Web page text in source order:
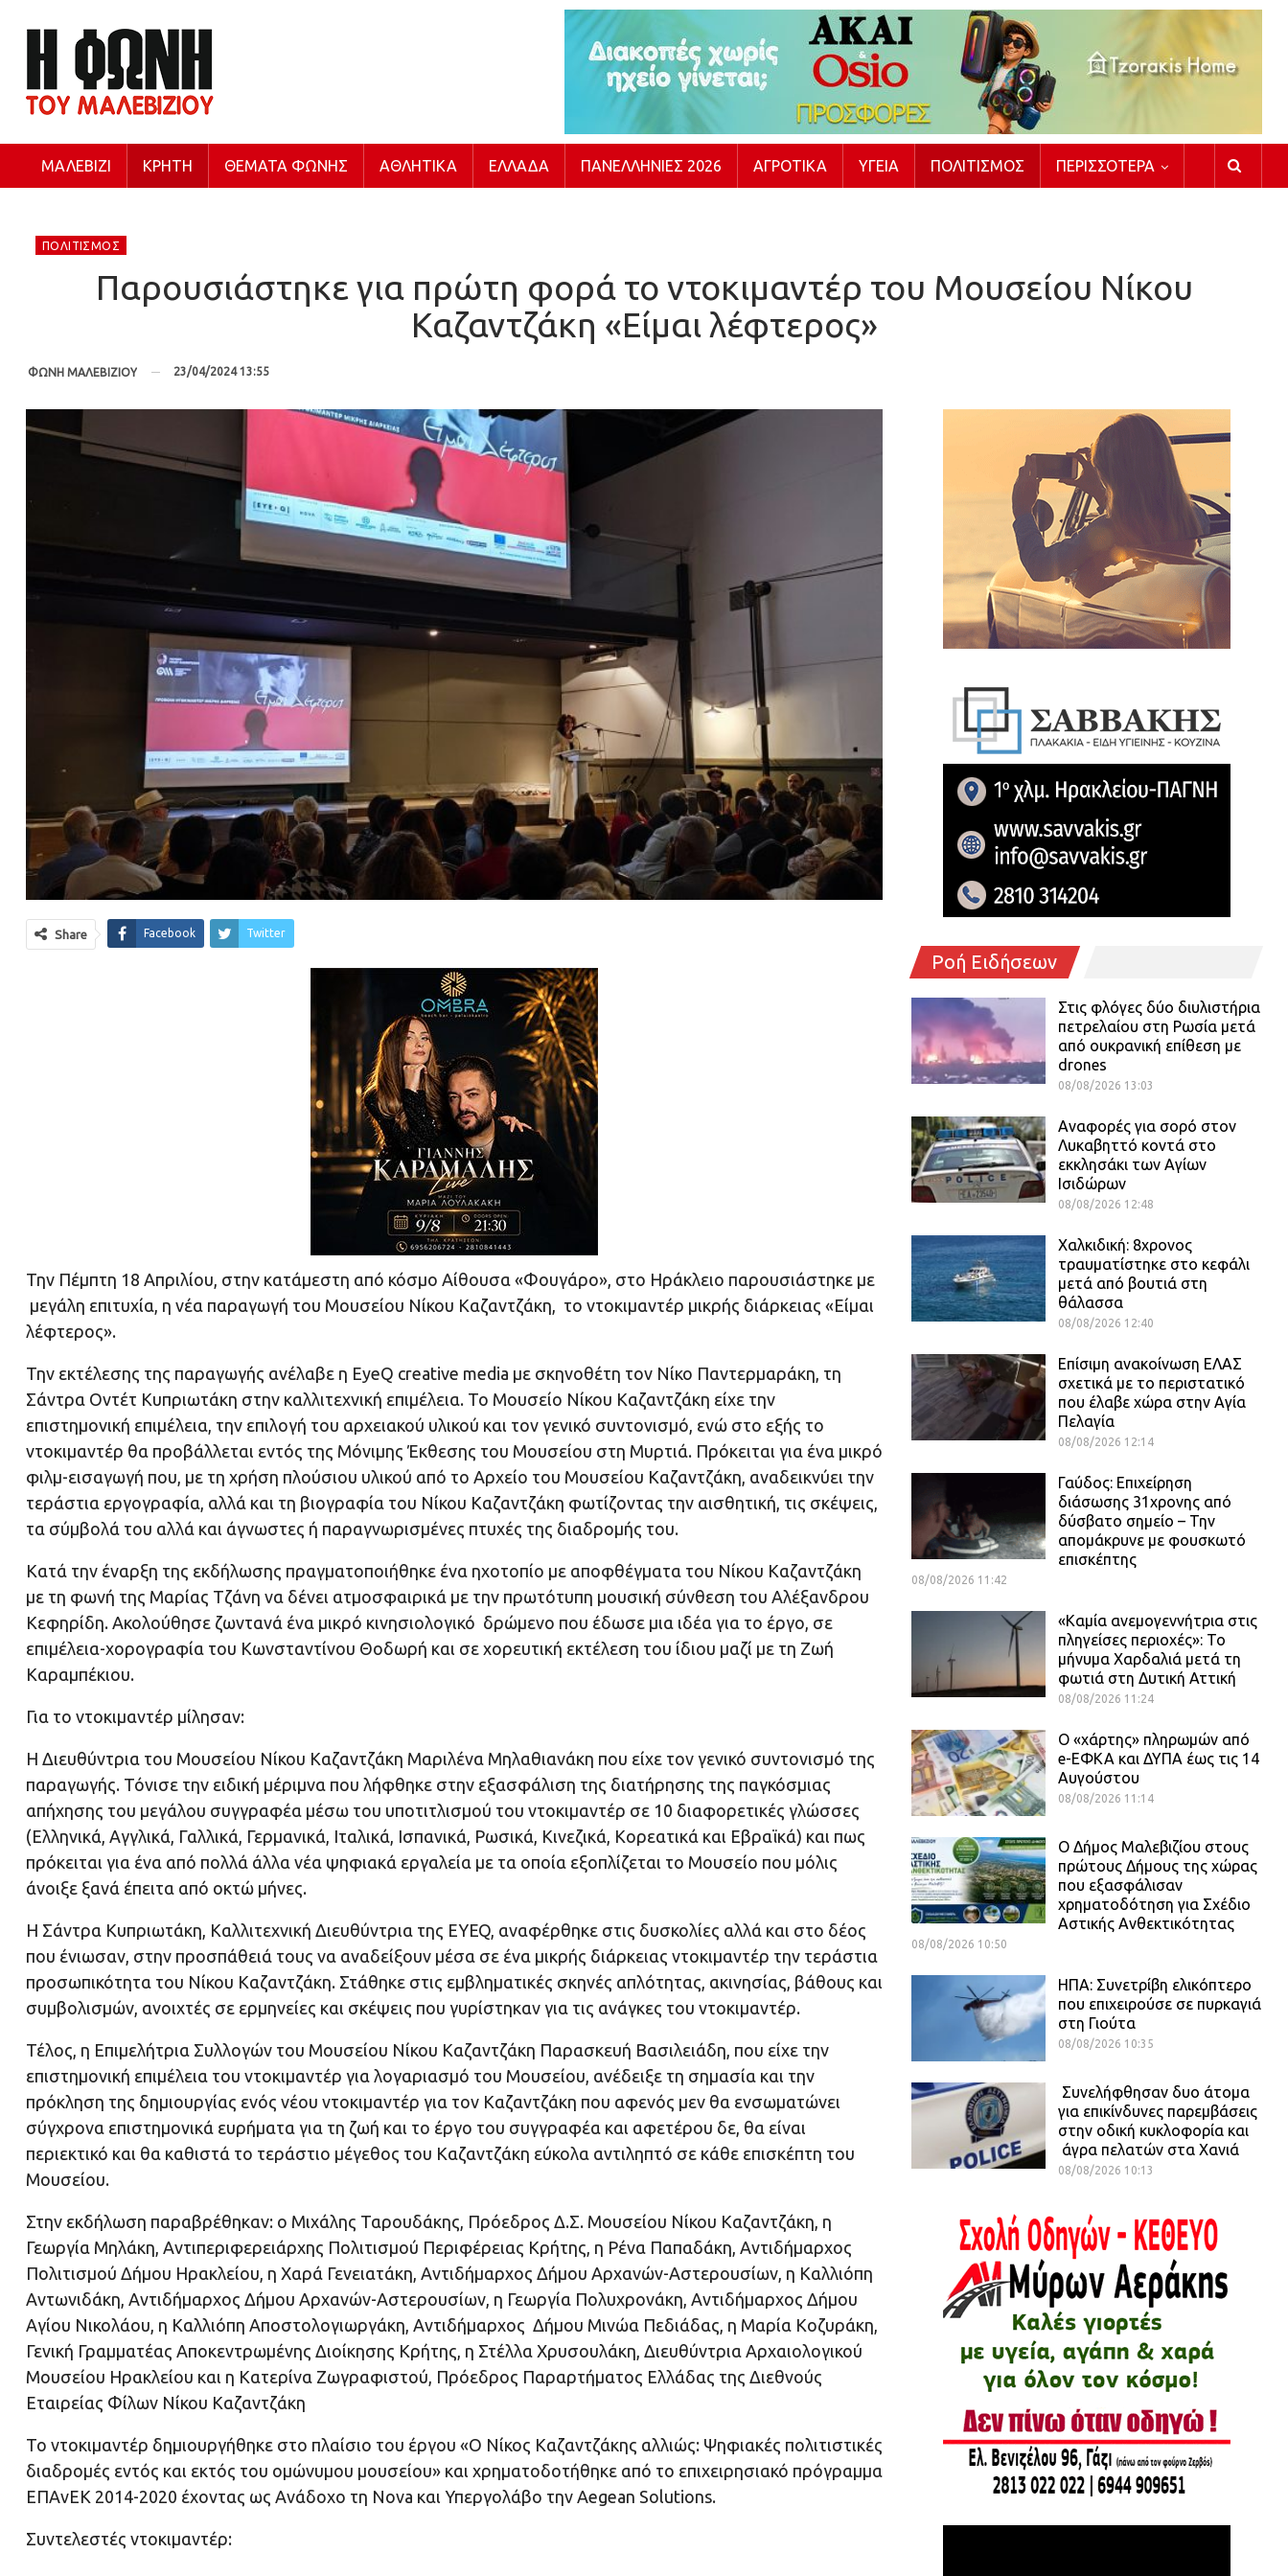
ΜΑΛΕΒΊΖΙ ΚΡΉΤΗ ΘΈΜΑΤΑ ΦΩΝΉΣ ΑΘΛΗΤΙΚΆ ΕΛΛΆΔΑ ΠΑΝΕΛΛΉΝΙΕΣ 2026 ΑΓΡΟΤΙΚΆ ΥΓΕΊΑ ΠΟΛΙΤΙΣΜΌΣ ΠΕΡΙΣΣΌΤΕΡΑ
ΠΟΛΙΤΙΣΜΌΣ
Παρουσιάστηκε για πρώτη φορά το ντοκιμαντέρ του Μουσείου Νίκου
Καζαντζάκη «Είμαι λέφτερος»
ΦΩΝΗ ΜΑΛΕΒΙΖΙΟΥ 23/04/2024 13:55
Share Facebook Twitter
Την Πέμπτη 18 Απριλίου, στην κατάμεστη από κόσμο Αίθουσα «Φουγάρο», στο Ηράκλειο παρουσιάστηκε με
μεγάλη επιτυχία, η νέα παραγωγή του Μουσείου Νίκου Καζαντζάκη, το ντοκιμαντέρ μικρής διάρκειας «Είμαι
λέφτερος».
Την εκτέλεσης της παραγωγής ανέλαβε η EyeQ creative media με σκηνοθέτη τον Νίκο Παντερμαράκη, τη
Σάντρα Οντέτ Κυπριωτάκη στην καλλιτεχνική επιμέλεια. Το Μουσείο Νίκου Καζαντζάκη είχε την
επιστημονική επιμέλεια, την επιλογή του αρχειακού υλικού και τον γενικό συντονισμό, ενώ στο εξής το
ντοκιμαντέρ θα προβάλλεται εντός της Μόνιμης Έκθεσης του Μουσείου στη Μυρτιά. Πρόκειται για ένα μικρό
φιλμ-εισαγωγή που, με τη χρήση πλούσιου υλικού από το Αρχείο του Μουσείου Καζαντζάκη, αναδεικνύει την
τεράστια εργογραφία, αλλά και τη βιογραφία του Νίκου Καζαντζάκη φωτίζοντας την αισθητική, τις σκέψεις,
τα σύμβολά του αλλά και άγνωστες ή παραγνωρισμένες πτυχές της διαδρομής του.
Κατά την έναρξη της εκδήλωσης πραγματοποιήθηκε ένα ηχοτοπίο με αποφθέγματα του Νίκου Καζαντζάκη
με τη φωνή της Μαρίας Τζάνη να δένει ατμοσφαιρικά με την πρωτότυπη μουσική σύνθεση του Αλέξανδρου
Κεφηρίδη. Ακολούθησε ζωντανά ένα μικρό κινησιολογικό δρώμενο που έδωσε μια ιδέα για το έργο, σε
επιμέλεια-χορογραφία του Κωνσταντίνου Θοδωρή και σε χορευτική εκτέλεση του ίδιου μαζί με τη Ζωή
Καραμπέκιου.
Για το ντοκιμαντέρ μίλησαν:
Η Διευθύντρια του Μουσείου Νίκου Καζαντζάκη Μαριλένα Μηλαθιανάκη που είχε τον γενικό συντονισμό της
παραγωγής. Τόνισε την ειδική μέριμνα που λήφθηκε στην εξασφάλιση της διατήρησης της παγκόσμιας
απήχησης του μεγάλου συγγραφέα μέσω του υποτιτλισμού του ντοκιμαντέρ σε 10 διαφορετικές γλώσσες
(Ελληνικά, Αγγλικά, Γαλλικά, Γερμανικά, Ιταλικά, Ισπανικά, Ρωσικά, Κινεζικά, Κορεατικά και Εβραϊκά) και πως
πρόκειται για ένα από πολλά άλλα νέα ψηφιακά εργαλεία με τα οποία εξοπλίζεται το Μουσείο που μόλις
άνοιξε ξανά έπειτα από οκτώ μήνες.
Η Σάντρα Κυπριωτάκη, Καλλιτεχνική Διευθύντρια της EYEQ, αναφέρθηκε στις δυσκολίες αλλά και στο δέος
που ένιωσαν, στην προσπάθειά τους να αναδείξουν μέσα σε ένα μικρής διάρκειας ντοκιμαντέρ την τεράστια
προσωπικότητα του Νίκου Καζαντζάκη. Στάθηκε στις εμβληματικές σκηνές απλότητας, ακινησίας, βάθους και
συμβολισμών, ανοιχτές σε ερμηνείες και σκέψεις που γυρίστηκαν για τις ανάγκες του ντοκιμαντέρ.
Τέλος, η Επιμελήτρια Συλλογών του Μουσείου Νίκου Καζαντζάκη Παρασκευή Βασιλειάδη, που είχε την
επιστημονική επιμέλεια του ντοκιμαντέρ για λογαριασμό του Μουσείου, ανέδειξε τη σημασία και την
πρόκληση της δημιουργίας ενός νέου ντοκιμαντέρ για τον Καζαντζάκη που αφενός μεν θα ενσωματώνει
σύγχρονα επιστημονικά ευρήματα για τη ζωή και το έργο του συγγραφέα και αφετέρου δε, θα είναι
περιεκτικό και θα καθιστά το τεράστιο μέγεθος του Καζαντζάκη εύκολα αντιληπτό σε κάθε επισκέπτη του
Μουσείου.
Στην εκδήλωση παραβρέθηκαν: ο Μιχάλης Ταρουδάκης, Πρόεδρος Δ.Σ. Μουσείου Νίκου Καζαντζάκη, η
Γεωργία Μηλάκη, Αντιπεριφερειάρχης Πολιτισμού Περιφέρειας Κρήτης, η Ρένα Παπαδάκη, Αντιδήμαρχος
Πολιτισμού Δήμου Ηρακλείου, η Χαρά Γενειατάκη, Αντιδήμαρχος Δήμου Αρχανών-Αστερουσίων, η Καλλιόπη
Αντωνιδάκη, Αντιδήμαρχος Δήμου Αρχανών-Αστερουσίων, η Γεωργία Πολυχρονάκη, Αντιδήμαρχος Δήμου
Αγίου Νικολάου, η Καλλιόπη Αποστολογιωργάκη, Αντιδήμαρχος Δήμου Μινώα Πεδιάδας, η Μαρία Κοζυράκη,
Γενική Γραμματέας Αποκεντρωμένης Διοίκησης Κρήτης, η Στέλλα Χρυσουλάκη, Διευθύντρια Αρχαιολογικού
Μουσείου Ηρακλείου και η Κατερίνα Ζωγραφιστού, Πρόεδρος Παραρτήματος Ελλάδας της Διεθνούς
Εταιρείας Φίλων Νίκου Καζαντζάκη
Το ντοκιμαντέρ δημιουργήθηκε στο πλαίσιο του έργου «Ο Νίκος Καζαντζάκης αλλιώς: Ψηφιακές πολιτιστικές
διαδρομές εντός και εκτός του ομώνυμου μουσείου» και χρηματοδοτήθηκε από το επιχειρησιακό πρόγραμμα
ΕΠΑνΕΚ 2014-2020 έχοντας ως Ανάδοχο τη Nova και Υπεργολάβο την Aegean Solutions.
Συντελεστές ντοκιμαντέρ:
Ροή Ειδήσεων
Στις φλόγες δύο διυλιστήρια
πετρελαίου στη Ρωσία μετά
από ουκρανική επίθεση με
drones
08/08/2026 13:03
Αναφορές για σορό στον
Λυκαβηττό κοντά στο
εκκλησάκι των Αγίων
Ισιδώρων
08/08/2026 12:48
Χαλκιδική: 8χρονος
τραυματίστηκε στο κεφάλι
μετά από βουτιά στη
θάλασσα
08/08/2026 12:40
Επίσιμη ανακοίνωση ΕΛΑΣ
σχετικά με το περιστατικό
που έλαβε χώρα στην Αγία
Πελαγία
08/08/2026 12:14
Γαύδος: Επιχείρηση
διάσωσης 31χρονης από
δύσβατο σημείο – Την
απομάκρυνε με φουσκωτό
επισκέπτης
08/08/2026 11:42
«Καμία ανεμογεννήτρια στις
πληγείσες περιοχές»: Το
μήνυμα Χαρδαλιά μετά τη
φωτιά στη Δυτική Αττική
08/08/2026 11:24
Ο «χάρτης» πληρωμών από
e-ΕΦΚΑ και ΔΥΠΑ έως τις 14
Αυγούστου
08/08/2026 11:14
Ο Δήμος Μαλεβιζίου στους
πρώτους Δήμους της χώρας
που εξασφάλισαν
χρηματοδότηση για Σχέδιο
Αστικής Ανθεκτικότητας
08/08/2026 10:50
ΗΠΑ: Συνετρίβη ελικόπτερο
που επιχειρούσε σε πυρκαγιά
στη Γιούτα
08/08/2026 10:35
Συνελήφθησαν δυο άτομα
για επικίνδυνες παρεμβάσεις
στην οδική κυκλοφορία και
άγρα πελατών στα Χανιά
08/08/2026 10:13